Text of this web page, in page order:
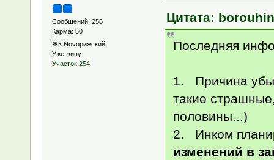
Сообщений: 256
Карма: 50
ЖК Novoрижский
Уже живу
Участок 254
Цитата:
Последняя
1. Причина
такие
половины...)
2. Инком
изменений в